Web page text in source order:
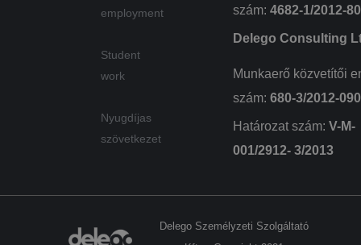
employment
Student
work
Nyugdíjas
szövetkezet
szám:4682-1/2012-
Delego Consulting
Munkaerő közvetítői
szám:680-3/2012-
Határozat szám:V-M-
001/2912- 3/2013
Delego Személyzeti Szolgáltató
Platform
.delego.hu
egy
valós
Google LLC
6 hónap 3
Ezt a
állítja
van),
cookie_notice_accepted
delego.hu
1
hónap